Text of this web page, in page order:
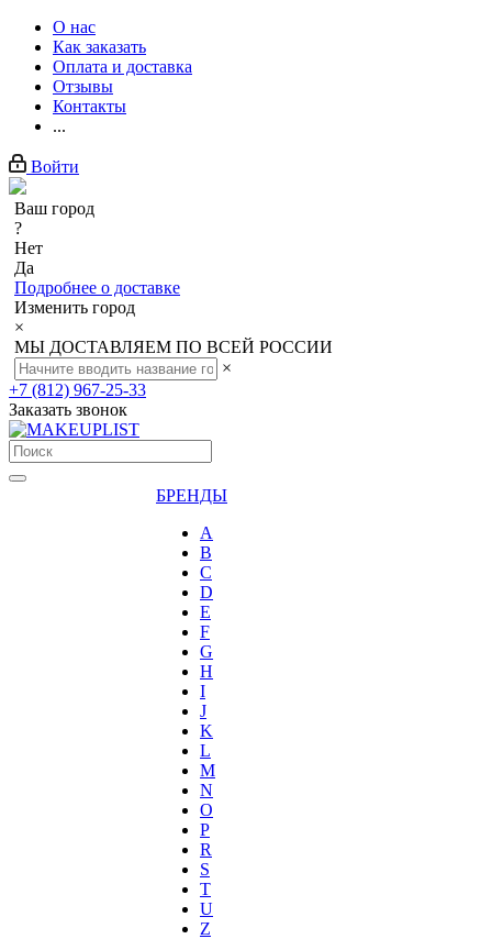
О нас
Как заказать
Оплата и доставка
Отзывы
Контакты
...
Войти
Ваш город
?
Нет
Да
Подробнее о доставке
Изменить город
×
МЫ ДОСТАВЛЯЕМ ПО ВСЕЙ РОССИИ
×
+7 (812) 967-25-33
Заказать звонок
БРЕНДЫ
A
B
C
D
E
F
G
H
I
J
K
L
M
N
O
P
R
S
T
U
Z